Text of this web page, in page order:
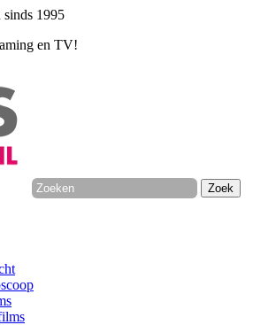
sinds 1995
en TV!